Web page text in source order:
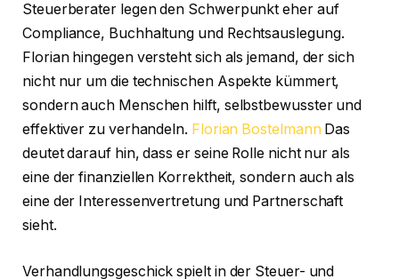
Steuerberater legen den Schwerpunkt eher auf
Compliance, Buchhaltung und Rechtsauslegung.
Florian hingegen versteht sich als jemand, der sich
nicht nur um die technischen Aspekte kümmert,
sondern auch Menschen hilft, selbstbewusster und
effektiver zu verhandeln. Florian Bostelmann Das
deutet darauf hin, dass er seine Rolle nicht nur als
eine der finanziellen Korrektheit, sondern auch als
eine der Interessenvertretung und Partnerschaft
sieht.
Verhandlungsgeschick spielt in der Steuer- und